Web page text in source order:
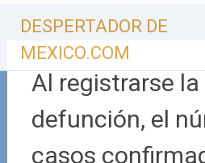
contenido
DESPERTADOR DE
MEXICO.COM
Al registrarse la
defunción, el
casos